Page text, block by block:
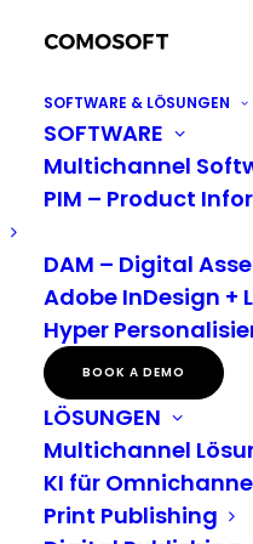
SOFTWARE & LÖSUNGEN
SOFTWARE
Multichannel
PIM – Product
DAM – Digital
Adobe InDesign +
Hyper
BOOK A DEMO
LÖSUNGEN
Multichannel
KI für
Print Publishing
Atelier
–
Weitblick
Wenn man in
Zonengrenze bei Hof,
und beschaulich.
Räumlichkeiten bei
betritt, hat man die
und das